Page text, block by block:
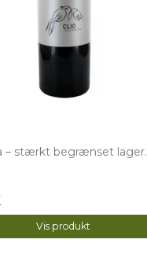
– stærkt begrænset lager.
Vis produkt